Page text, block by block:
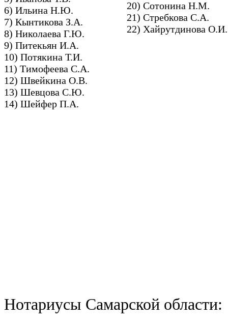
6) Ильина Н.Ю.
7) Кынтикова З.А.
8) Николаева Г.Ю.
9) Питекьян И.А.
10) Потякина Т.И.
11) Тимофеева С.А.
12) Швейкина О.В.
13) Шевцова С.Ю.
14) Шейфер П.А.
20) Сотонина Н.М.
21) Стребкова С.А.
22) Хайрутдинова
Нотариусы Самарской области: